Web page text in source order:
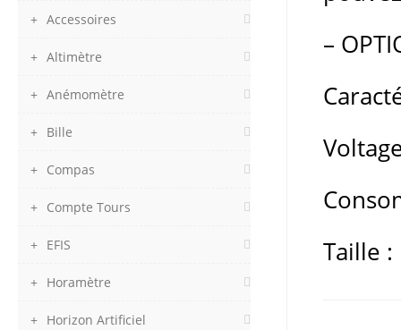
–
Taille
Accessoires
Altimètre
Anémomètre
Bille
Compas
Compte Tours
EFIS
Horamètre
Horizon Artificiel